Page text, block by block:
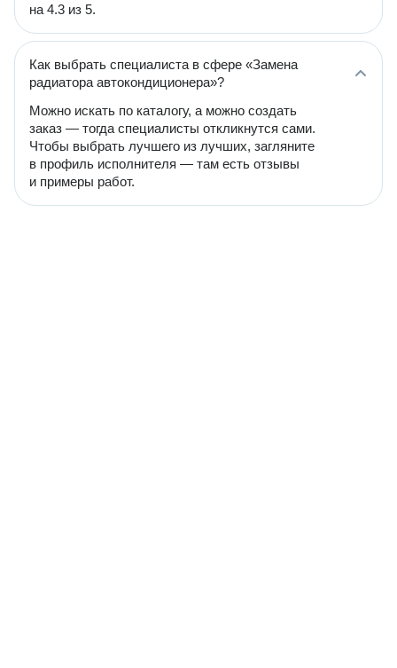
на 4.3 из 5.
Как выбрать специалиста в сфере «Замена
радиатора автокондиционера»?
Можно искать по каталогу, а можно создать
заказ — тогда специалисты откликнутся сами.
Чтобы выбрать лучшего из лучших, загляните
в профиль исполнителя — там есть отзывы
и примеры работ.